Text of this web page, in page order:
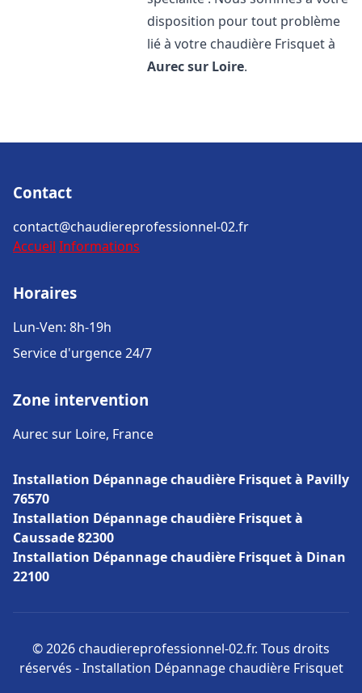
disposition pour tout problème
lié à votre chaudière Frisquet à
Aurec sur Loire.
Contact
contact@chaudiereprofessionnel-02.fr
Accueil Informations
Horaires
Lun-Ven: 8h-19h
Service d'urgence 24/7
Zone intervention
Aurec sur Loire, France
Installation Dépannage chaudière Frisquet à Pavilly
76570
Installation Dépannage chaudière Frisquet à
Caussade 82300
Installation Dépannage chaudière Frisquet à Dinan
22100
© 2026 chaudiereprofessionnel-02.fr. Tous droits
réservés - Installation Dépannage chaudière Frisquet